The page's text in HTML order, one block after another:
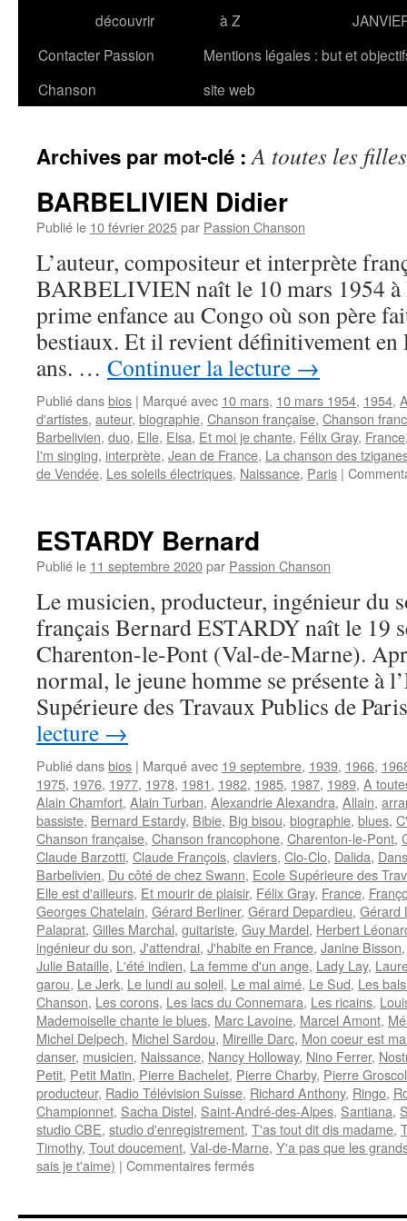
découvrir
à Z
Contacter Passion
Chanson
Mentions légales : but et
site web
Archives par mot-clé :A toutes les filles
BARBELIVIEN Didier
Publié le 10 février 2025par Passion Chanson
L’auteur, compositeur et interprète
BARBELIVIEN naît le 10 mars 1954 à
prime enfance au Congo où son père
bestiaux. Et il revient définitivement en
ans. … Continuer la lecture →
Publié dansbios | Marqué avec 10 mars, 10 mars 1954, 1954,
d'artistes, auteur, biographie, Chanson française, Chanson
Barbelivien, duo, Elle, Elsa, Et moi je chante, Félix Gray, France
I'm singing, interprète, Jean de France, La chanson des
de Vendée, Les soleils électriques, Naissance, Paris |
ESTARDY Bernard
Publié le 11 septembre 2020par Passion Chanson
Le musicien, producteur, ingénieur du
français Bernard ESTARDY naît le 19
Charenton-le-Pont (Val-de-Marne).
normal, le jeune homme se présente à
Supérieure des Travaux Publics de
lecture →
Publié dansbios | Marqué avec 19 septembre, 1939, 1966,
1975, 1976, 1977, 1978, 1981, 1982, 1985, 1987, 1989, A
Alain Chamfort, Alain Turban, Alexandrie Alexandra, Allain,
bassiste, Bernard Estardy, Bibie, Big bisou, biographie, blues,
Chanson française, Chanson francophone, Charenton-le-Pont,
Claude Barzotti, Claude François, claviers, Clo-Clo, Dalida,
Barbelivien, Du côté de chez Swann, Ecole Supérieure des
Elle est d'ailleurs, Et mourir de plaisir, Félix Gray, France,
Georges Chatelain, Gérard Berliner, Gérard Depardieu, Gérard
Palaprat, Gilles Marchal, guitariste, Guy Mardel, Herbert
ingénieur du son, J'attendrai, J'habite en France, Janine Bisson
Julie Bataille, L'été indien, La femme d'un ange, Lady Lay,
garou, Le Jerk, Le lundi au soleil, Le mal aimé, Le Sud, Les
Chanson, Les corons, Les lacs du Connemara, Les ricains,
Mademoiselle chante le blues, Marc Lavoine, Marcel Amont,
Michel Delpech, Michel Sardou, Mireille Darc, Mon coeur est
danser, musicien, Naissance, Nancy Holloway, Nino Ferrer,
Petit, Petit Matin, Pierre Bachelet, Pierre Charby, Pierre
producteur, Radio Télévision Suisse, Richard Anthony, Ringo,
Championnet, Sacha Distel, Saint-André-des-Alpes, Santiana,
studio CBE, studio d'enregistrement, T'as tout dit dis madame,
Timothy, Tout doucement, Val-de-Marne, Y'a pas que les
sais je t'aime) | Commentaires ferméssur